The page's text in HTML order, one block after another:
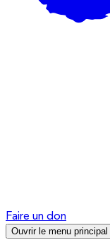
Faire un don
Ouvrir le menu principal